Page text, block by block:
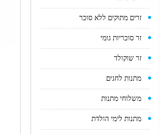
זרים מתוקים ללא סוכר
זר סוכריות גומי
זר שוקולד
מתנות לחגים
משלוחי מתנות
מתנות לימי הולדת